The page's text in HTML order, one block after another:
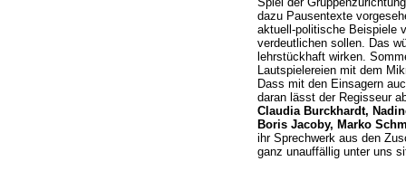
dazu Pausentexte
aktuell-politische Beispiele
verdeutlichen sollen. Das
lehrstückhaft wirken.
Lautspielereien mit dem
Dass mit den Einsagern
daran lässt der Regisseur
Claudia Burckhardt,
Boris Jacoby, Marko
ihr Sprechwerk aus den
ganz unauffällig unter uns